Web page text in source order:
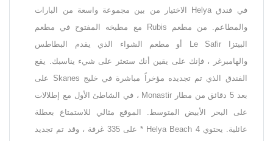
في فندق Helya الاختيار من بين مجموعة واسعة من البارات
والمطاعم. من مطعم Rubis مع مطبخه المفتوح في مطعم
البيتزا Le Safir أو مطعم الشواء الذي يقدم البطاطس
والهامبرغر ، فإنك على يقين أنك ستعثر على شيء يناسبك. يقع
الفندق الذي تم تجديده مؤخراً مباشرة في خليج Skanes على
بعد 5 دقائق من مطار Monastir ، في الشاطئ الأول مع إطلالات
على البحر الأبيض المتوسط. الموقع مثالي للاستمتاع بعطلة
عائلية. يحتوي Helya Beach 4 * على 335 غرفة ، وقد تم تجديد